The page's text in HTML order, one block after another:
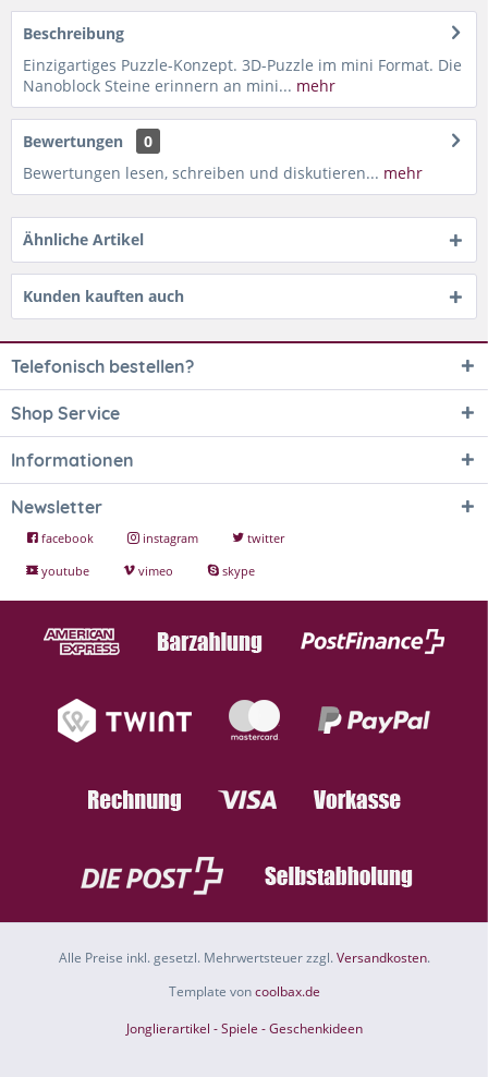
Beschreibung
Einzigartiges Puzzle-Konzept. 3D-Puzzle im mini Format. Die
Nanoblock Steine erinnern an mini... mehr
Bewertungen
0
Bewertungen lesen, schreiben und diskutieren... mehr
Ähnliche Artikel
Kunden kauften auch
Telefonisch bestellen?
Shop Service
Informationen
Newsletter
facebook instagram
twitter
youtube
vimeo skype
Alle Preise inkl. gesetzl. Mehrwertsteuer zzgl.Versandkosten.
Template voncoolbax.de
Jonglierartikel - Spiele - Geschenkideen